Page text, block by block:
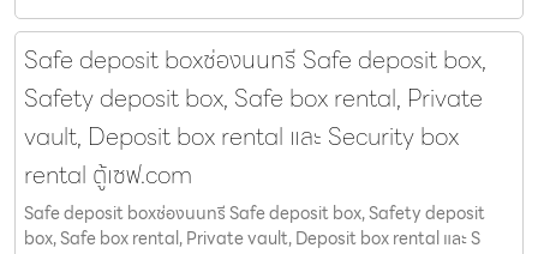
Safe deposit boxช่องนนทรี Safe deposit box,
Safety deposit box, Safe box rental, Private
vault, Deposit box rental และ Security box
rental ตู้เซฟ.com
Safe deposit boxช่องนนทรี Safe deposit box, Safety deposit
box, Safe box rental, Private vault, Deposit box rental และ S